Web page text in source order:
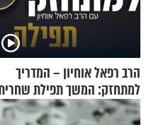
הרב רפאל אוחיון – המדריך
למתחזק: המשך תפילת
מאשרי ועד עלינו